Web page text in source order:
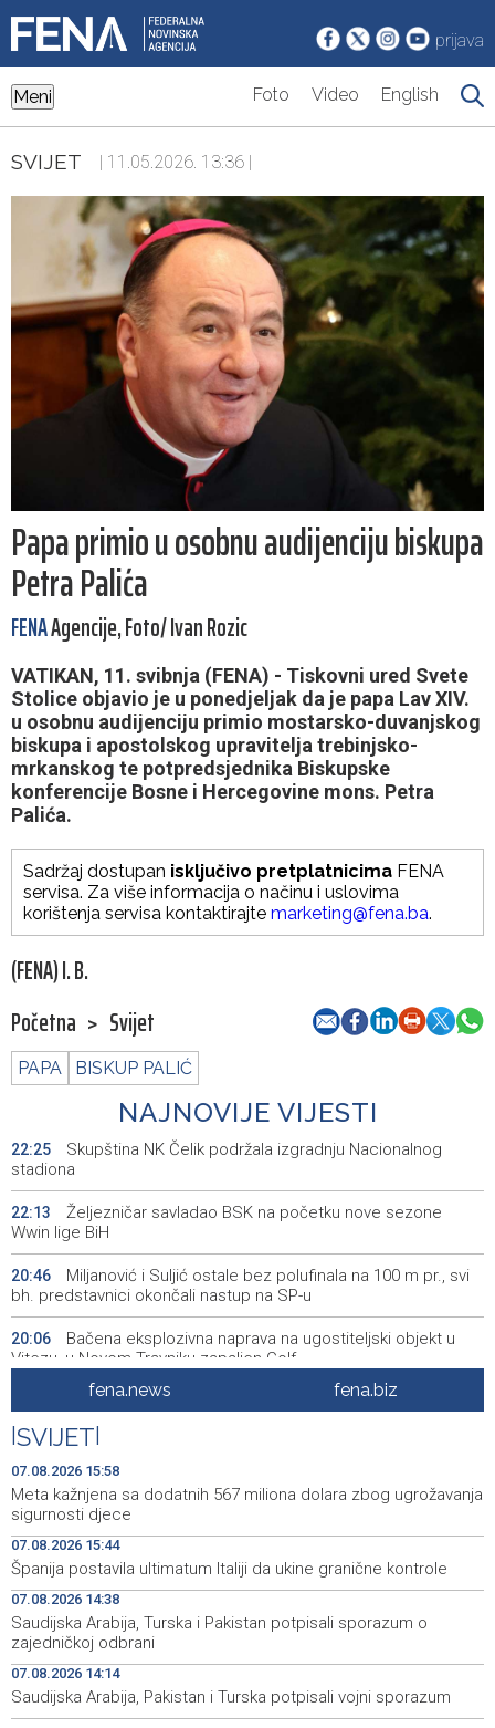
prijava
Meni Foto Video English
SVIJET | 11.05.2026. 13:36 |
Papa primio u osobnu audijenciju biskupa
Petra Palića
FENAAgencije, Foto/ Ivan Rozic
VATIKAN, 11. svibnja (FENA) - Tiskovni ured Svete
Stolice objavio je u ponedjeljak da je papa Lav XIV.
u osobnu audijenciju primio mostarsko-duvanjskog
biskupa i apostolskog upravitelja trebinjsko-
mrkanskog te potpredsjednika Biskupske
konferencije Bosne i Hercegovine mons. Petra
Palića.
Sadržaj dostupan isključivo pretplatnicima FENA
servisa. Za više informacija o načinu i uslovima
korištenja servisa kontaktirajte marketing@fena.ba.
(FENA) I. B.
Početna > Svijet
PAPA BISKUP PALIĆ
NAJNOVIJE VIJESTI
22:25
Skupština NK Čelik podržala izgradnju Nacionalnog
stadiona
22:13
Željezničar savladao BSK na početku nove sezone
Wwin lige BiH
20:46
Miljanović i Suljić ostale bez polufinala na 100 m pr., svi
bh. predstavnici okončali nastup na SP-u
20:06
Bačena eksplozivna naprava na ugostiteljski objekt u
Vitezu, u Novom Travniku zapaljen Golf
Galerija ULUPUBiH otvara novu izlagačku sezonu,
predstavlja novi izlagački program
19:44 Faris Dževahirić novi nogometaš Veleža
19:21 Announcement of events for Saturday, 8 August 2026
19:10
Rudari Milanovića ubijedili da ode kući, Memčić se već
ponovo vratio u jamu 'Raspotočje'
19:03
Sarajevo Film Festival presents Kinoscope and
Kinoscope Surreal programs
19:00 Najave događaja za 8. 8. 2026. godine (subota)
fena.news fena.biz
SVIJET
07.08.2026 15:58
Meta kažnjena sa dodatnih 567 miliona dolara zbog ugrožavanja
sigurnosti djece
07.08.2026 15:44
Španija postavila ultimatum Italiji da ukine granične kontrole
07.08.2026 14:38
Saudijska Arabija, Turska i Pakistan potpisali sporazum o
zajedničkoj odbrani
07.08.2026 14:14
Saudijska Arabija, Pakistan i Turska potpisali vojni sporazum